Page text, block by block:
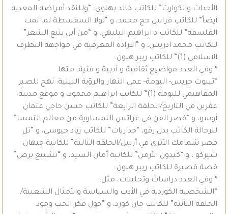
الأحداث والكوارث” للكاتب خالد بهلوي، “وللنقد أمراضه المعدية
أيضاً” للكاتب فراس حج محمد، و “لولا السفسطة لما نمت
الفلسفة” للكاتب د.ابراهيم البليهي، و “من أين ينبع الشعر”
للكاتب محمد ادريس، و “الارادة المعرفية في مواجهة التطرف
الاسلامي (1)” للكاتب ريبر هبون.
* وفي العدد مواضيع ثقافية و أدبية و فنية، منها:
“ثيبوت جريس- البومة- عمى النهار والرؤية الليلية: نهج للصبر
المفاهيمي للبومة (1)” للكاتب ابراهيم محمود، و موقع مدينة
عفرين في التاريخ/الحلقة الرابعة” للكاتب حسن حاجي عثمان
أوسو، و “قصر الفن في غراتس النمساوية من معالم النمسا”
للرحالة الكاتب بدل رفو، “جداريات” للكاتب زياد جيوسي، و “تل
قصر شمامك الأثري في أربيل/الحلقة الثالثة” للكاتبة جيهان
شيركو ، و “كيدون الأرمن” للكاتبة أمان السيد، و “تشييع برص”
قصة قصيرة للكاتب ريبر هبون.
* وفي العدد دراسات وتحليلات، مثل:
“الشخصية الكوردية في الأدب والسياسة والأمثال الشعبية/
الحلقة الثانية” للكاتب جان كورد، و “حول فكر الحب وجود